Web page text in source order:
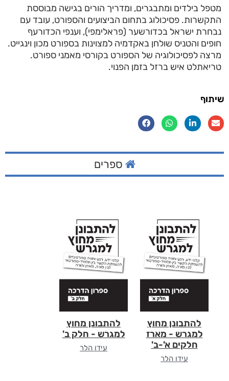
מטפל בילדים ומתבגרים, ומדריך הורים בגישה מבוססת
התקשרות. פסיכולוג בתחום הביצועים והספורט, עובד עם
נבחרת ישראל בכדורשער (פראלימפי), וענפי הכדורעף
חופים והטניס שולחן באקדמיה למצוינות בספורט מכון וינגייט.
מרצה לפסיכולוגיה של הספורט בקורסי מאמני ספורט.
טריאתלט איש ברזל בזמן הפנוי.
שיתוף
ספרים
להתבונן מחוץ
למגרש - מארז
חלקים א'-ב'
עידו הלר
להתבונן מחוץ
למגרש - חלק ב'
עידו הלר